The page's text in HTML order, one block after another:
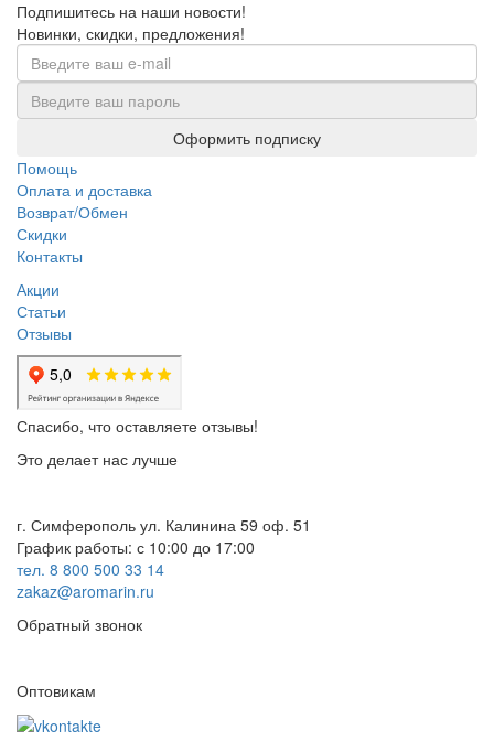
Подпишитесь на наши новости!
Новинки, скидки, предложения!
Оформить подписку
Помощь
Оплата и доставка
Возврат/Обмен
Скидки
Контакты
Акции
Статьи
Отзывы
Спасибо, что оставляете отзывы!
Это делает нас лучше
г. Симферополь ул. Калинина 59 оф. 51
График работы: с 10:00 до 17:00
тел. 8 800 500 33 14
zakaz@aromarin.ru
Обратный звонок
Оптовикам